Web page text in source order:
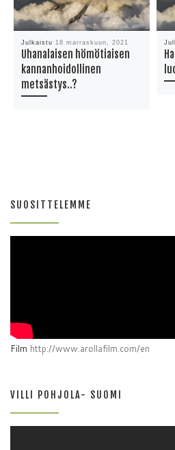
Julkaistu 18 marraskuun, 2021
Uhanalaisen hömötiaisen
kannanhoidollinen
metsästys..?
SUOSITTELEMME
Film http://www.arollafilm.com/en
VILLI POHJOLA- SUOMI